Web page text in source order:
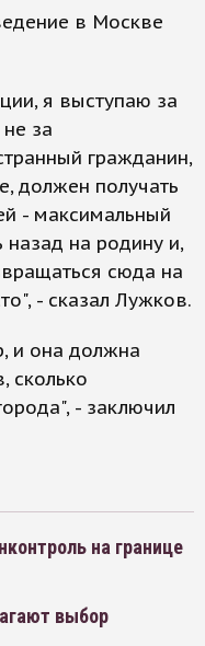
в Москве
я выступаю за
за
гражданин,
должен получать
- максимальный
назад на родину и,
сюда на
- сказал Лужков.
и она должна
сколько
- заключил
на границе
выбор